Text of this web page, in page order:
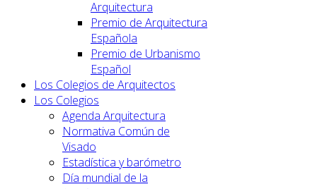
Arquitectura
Premio de Arquitectura
Española
Premio de Urbanismo
Español
Los Colegios de Arquitectos
Los Colegios
Agenda Arquitectura
Normativa Común de
Visado
Estadística y barómetro
Día mundial de la